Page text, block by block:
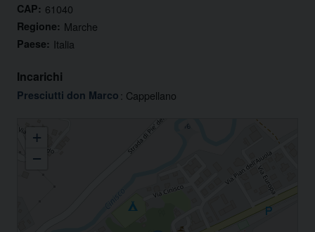
CAP: 61040
Regione: Marche
Paese: Italia
Incarichi
Presciutti don Marco : Cappellano
Confraternita della Madonna del Soccorso nella Chiesa parrocchiale di
Frontone
+
−